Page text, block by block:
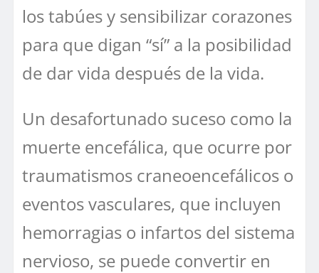
los tabúes y sensibilizar corazones
para que digan “sí” a la posibilidad
de dar vida después de la vida.
Un desafortunado suceso como la
muerte encefálica, que ocurre por
traumatismos craneoencefálicos o
eventos vasculares, que incluyen
hemorragias o infartos del sistema
nervioso, se puede convertir en